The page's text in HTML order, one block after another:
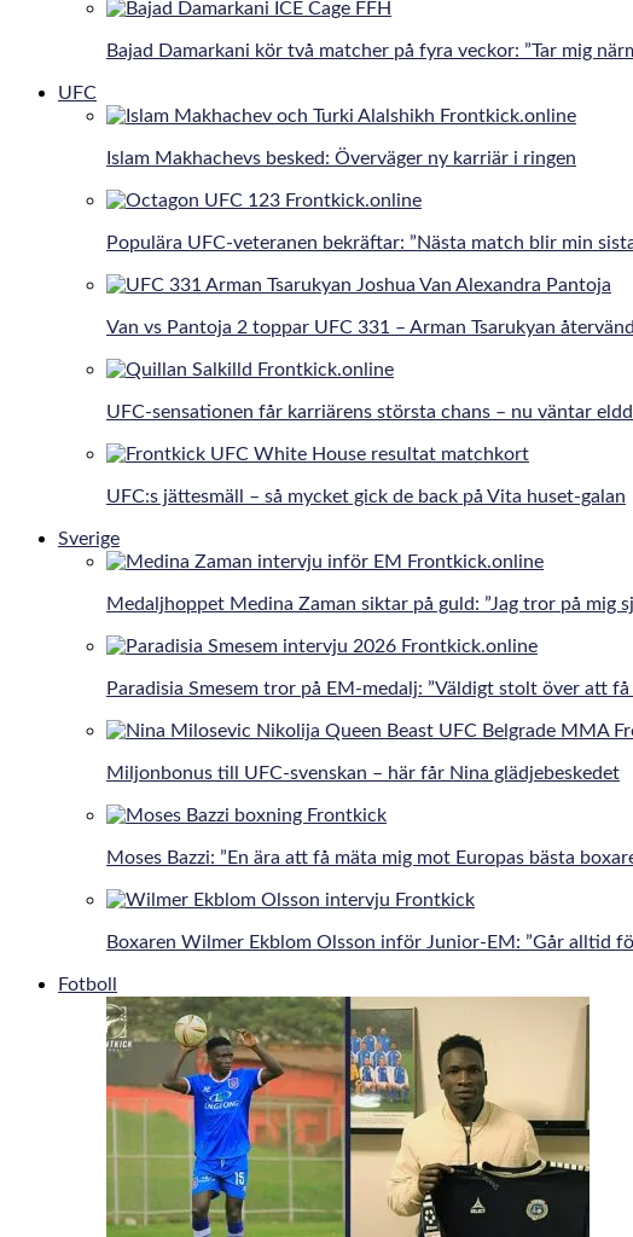
Bajad Damarkani kör två matcher på fyra veckor: ”Tar mig
UFC
Islam Makhachevs besked: Överväger ny karriär i ringen
Populära UFC-veteranen bekräftar: ”Nästa match blir min
Van vs Pantoja 2 toppar UFC 331 – Arman Tsarukyan
UFC-sensationen får karriärens största chans – nu väntar
UFC:s jättesmäll – så mycket gick de back på Vita huset-galan
Sverige
Medaljhoppet Medina Zaman siktar på guld: ”Jag tror på mig
Paradisia Smesem tror på EM-medalj: ”Väldigt stolt över att få
Miljonbonus till UFC-svenskan – här får Nina glädjebeskedet
Moses Bazzi: ”En ära att få mäta mig mot Europas bästa
Boxaren Wilmer Ekblom Olsson inför Junior-EM: ”Går alltid
Fotboll